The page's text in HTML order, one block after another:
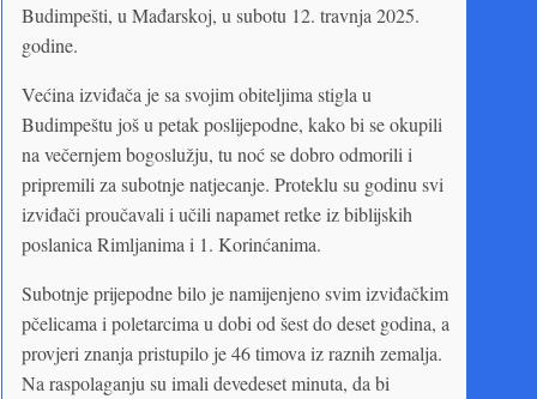
Budimpešti, u Mađarskoj, u subotu 12. travnja 2025.
godine.
Većina izviđača je sa svojim obiteljima stigla u
Budimpeštu još u petak poslijepodne, kako bi se okupili
na večernjem bogoslužju, tu noć se dobro odmorili i
pripremili za subotnje natjecanje. Proteklu su godinu svi
izviđači proučavali i učili napamet retke iz biblijskih
poslanica Rimljanima i 1. Korinćanima.
Subotnje prijepodne bilo je namijenjeno svim izviđačkim
pčelicama i poletarcima u dobi od šest do deset godina, a
provjeri znanja pristupilo je 46 timova iz raznih zemalja.
Na raspolaganju su imali devedeset minuta, da bi